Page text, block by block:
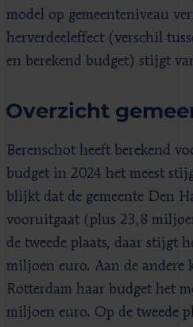
model op gemeenteniveau
herverdeeleffect (verschil
en berekend budget) stijgt
Overzicht
Berenschot heeft berekend
budget in 2024 het meest
blijkt dat de gemeente Den
vooruitgaat (plus 23,8
de tweede plaats, daar stijgt
miljoen euro. Aan de andere
Rotterdam haar budget het
miljoen euro. Op de tweede